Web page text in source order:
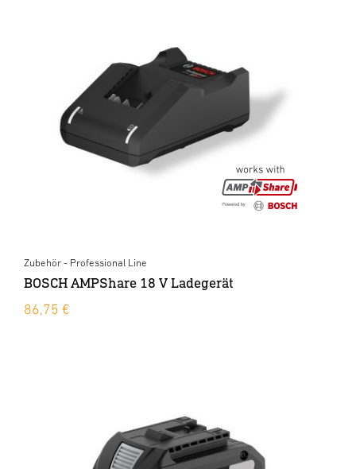
Zubehör - Professional Line
BOSCH AMPShare 18 V Ladegerät
86,75 €